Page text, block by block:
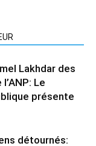
Lakhdar des
Le
présente
détournés: